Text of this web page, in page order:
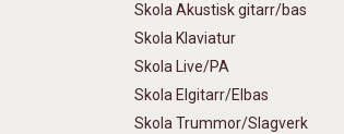
Skola Akustisk gitarr/bas
Skola Klaviatur
Skola Live/PA
Skola Elgitarr/Elbas
Skola Trummor/Slagverk